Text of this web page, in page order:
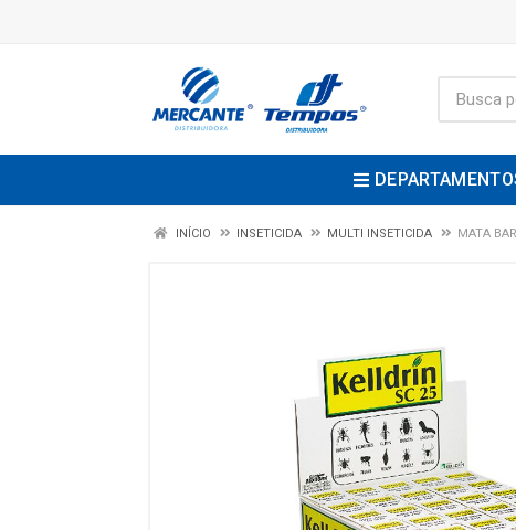
INÍCIO INSETICIDA MULTI INSETICIDA MATA